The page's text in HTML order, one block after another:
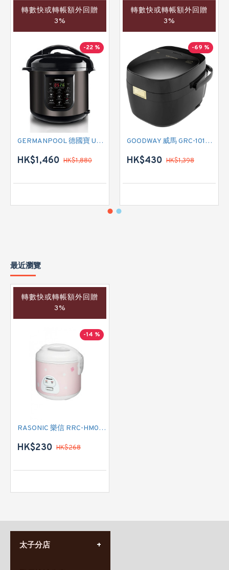
轉數快或轉帳額外回贈
3%
-22 %
GERMANPOOL 德國寶 URC-28 電飯煲
HK$1,460 HK$1,880
轉數快或轉帳額外回贈
3%
-69 %
GOODWAY 威馬 GRC-10102IH IH 電飯煲
HK$430 HK$1,398
最近瀏覽
轉數快或轉帳額外回贈
3%
-14 %
RASONIC 樂信 RRC-HM08 西施電飯煲
HK$230 HK$268
太子分店